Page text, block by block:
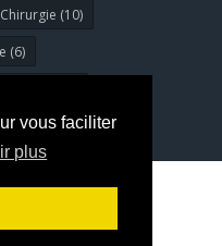
vous faciliter
plus
Chirurgie (10)
(6)